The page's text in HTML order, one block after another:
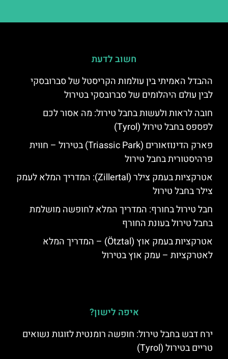
חשוב לדעת
ההבדל האמיתי בין עולמות הקריסטל של סברובסקי
לבין עולם היהלומים של סברובסקי בטירול
חובה לראות ולעשות בחבל טירול: מה אסור לכם
לפספס בחבל טירול (Tyrol)
פארק הדינוזאורים (Triassic Park) בטירול – חווית
פרהיסטורית בחבל טירול
אטרקציות בעמק צילר (Zillertal): המדריך המלא לעמק
צילר בחבל טירול
חבל טירול בחורף: המדריך המלא לחופשה מושלמת
בחבל טירול בעונת החורף
אטרקציות בעמק אוץ (Ötztal) – המדריך המלא
לאטרקציות – עמק אוץ בטירול
איפה לישון?
ירח דבש בחבל טירול: חופשה רומנטית לזוגות נשואים
טריים בטירול (Tyrol)